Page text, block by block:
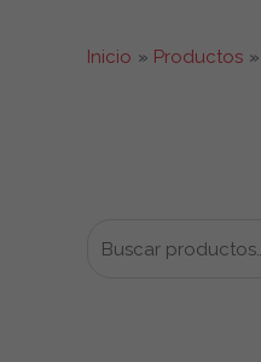
Inicio Productos